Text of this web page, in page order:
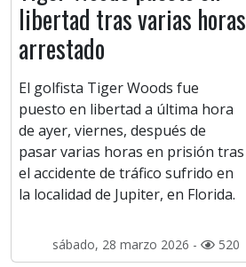
libertad tras varias horas
arrestado
El golfista Tiger Woods fue
puesto en libertad a última hora
de ayer, viernes, después de
pasar varias horas en prisión tras
el accidente de tráfico sufrido en
la localidad de Jupiter, en Florida.
sábado, 28 marzo 2026 - 520